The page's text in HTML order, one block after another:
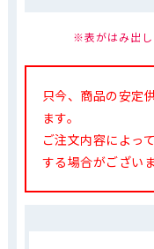
※表がはみ出し
只今、商品の安定
ます。
ご注文内容によっ
する場合がございま